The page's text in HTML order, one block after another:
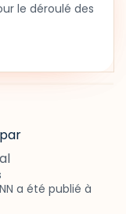
le déroulé des
a été publié à